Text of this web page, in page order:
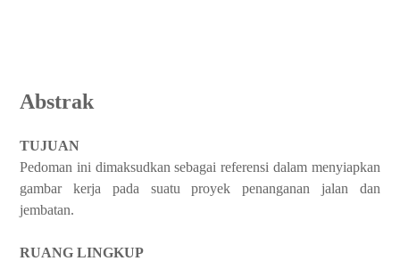
Abstrak
TUJUAN
Pedoman ini dimaksudkan sebagai referensi dalam menyiapkan
gambar kerja pada suatu proyek penanganan jalan dan
jembatan.
RUANG LINGKUP